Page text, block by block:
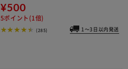
¥500
5ポイント(1倍)
(285) 1～3日以内発送